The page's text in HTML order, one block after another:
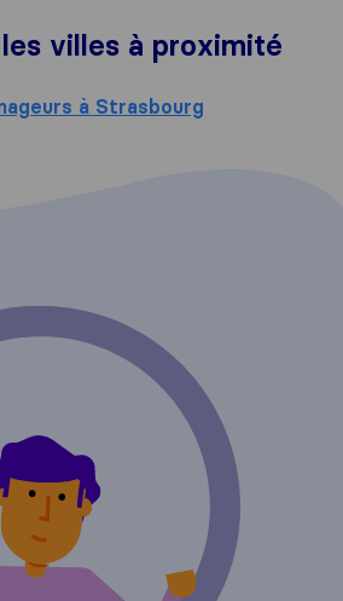
villes à proximité
à Strasbourg